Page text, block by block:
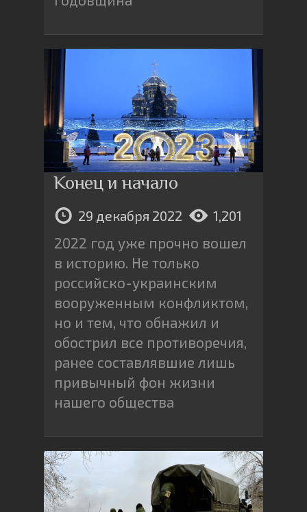
Конец и начало
29 декабря 2022 1,201
2022 год уже прочно вошел
в историю. Не только
российско-украинским
вооруженным конфликтом,
но и тем, что обнажил и
обострил все противоречия,
ранее составлявшие лишь
привычный фон жизни
нашего общества